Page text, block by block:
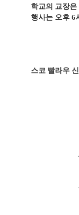
학교의 교장
행사는 오후 6
스코 빨라우